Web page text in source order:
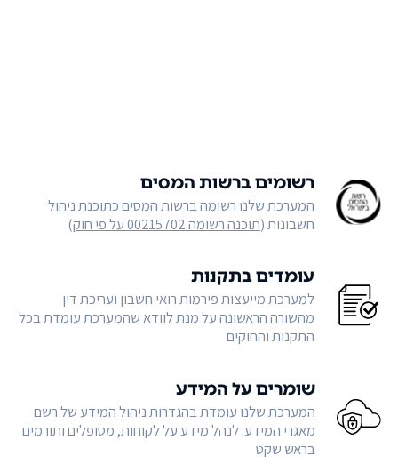
רשומים ברשות המסים
המערכת שלנו רשומה ברשות המסים כתוכנת ניהול
חשבונות (תוכנה רשומה 00215702 על פי חוק )
עומדים בתקנות
למערכת מייעצות פירמות רואי חשבון ועריכת דין
מהשורה הראשונה על מנת לוודא שהמערכת עומדת בכל
התקנות והחוקים
שומרים על המידע
המערכת שלנו עומדת בהגדרות ניהול המידע של רשם
מאגרי המידע. לנהל מידע על לקוחות, מטופלים ותורמים
בראש שקט